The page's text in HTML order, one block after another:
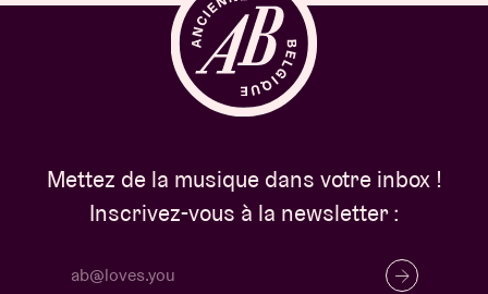
Mettez de la musique dans votre inbox !
Inscrivez-vous à la newsletter :